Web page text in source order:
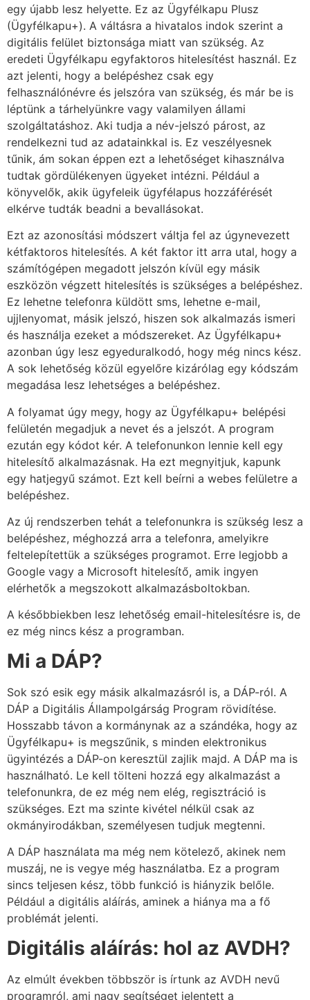
egy újabb lesz helyette. Ez az Ügyfélkapu Plusz
(Ügyfélkapu+). A váltásra a hivatalos indok szerint a
digitális felület biztonsága miatt van szükség. Az
eredeti Ügyfélkapu egyfaktoros hitelesítést használ. Ez
azt jelenti, hogy a belépéshez csak egy
felhasználónévre és jelszóra van szükség, és már be is
léptünk a tárhelyünkre vagy valamilyen állami
szolgáltatáshoz. Aki tudja a név-jelszó párost, az
rendelkezni tud az adatainkkal is. Ez veszélyesnek
tűnik, ám sokan éppen ezt a lehetőséget kihasználva
tudtak gördülékenyen ügyeket intézni. Például a
könyvelők, akik ügyfeleik ügyfélapus hozzáférését
elkérve tudták beadni a bevallásokat.
Ezt az azonosítási módszert váltja fel az úgynevezett
kétfaktoros hitelesítés. A két faktor itt arra utal, hogy a
számítógépen megadott jelszón kívül egy másik
eszközön végzett hitelesítés is szükséges a belépéshez.
Ez lehetne telefonra küldött sms, lehetne e-mail,
ujjlenyomat, másik jelszó, hiszen sok alkalmazás ismeri
és használja ezeket a módszereket. Az Ügyfélkapu+
azonban úgy lesz egyeduralkodó, hogy még nincs kész.
A sok lehetőség közül egyelőre kizárólag egy kódszám
megadása lesz lehetséges a belépéshez.
A folyamat úgy megy, hogy az Ügyfélkapu+ belépési
felületén megadjuk a nevet és a jelszót. A program
ezután egy kódot kér. A telefonunkon lennie kell egy
hitelesítő alkalmazásnak. Ha ezt megnyitjuk, kapunk
egy hatjegyű számot. Ezt kell beírni a webes felületre a
belépéshez.
Az új rendszerben tehát a telefonunkra is szükség lesz a
belépéshez, méghozzá arra a telefonra, amelyikre
feltelepítettük a szükséges programot. Erre legjobb a
Google vagy a Microsoft hitelesítő, amik ingyen
elérhetők a megszokott alkalmazásboltokban.
A későbbiekben lesz lehetőség email-hitelesítésre is, de
ez még nincs kész a programban.
Mi a DÁP?
Sok szó esik egy másik alkalmazásról is, a DÁP-ról. A
DÁP a Digitális Állampolgárság Program rövidítése.
Hosszabb távon a kormánynak az a szándéka, hogy az
Ügyfélkapu+ is megszűnik, s minden elektronikus
ügyintézés a DÁP-on keresztül zajlik majd. A DÁP ma is
használható. Le kell tölteni hozzá egy alkalmazást a
telefonunkra, de ez még nem elég, regisztráció is
szükséges. Ezt ma szinte kivétel nélkül csak az
okmányirodákban, személyesen tudjuk megtenni.
A DÁP használata ma még nem kötelező, akinek nem
muszáj, ne is vegye még használatba. Ez a program
sincs teljesen kész, több funkció is hiányzik belőle.
Például a digitális aláírás, aminek a hiánya ma a fő
problémát jelenti.
Digitális aláírás: hol az AVDH?
Az elmúlt években többször is írtunk az AVDH nevű
programról, ami nagy segítséget jelentett a